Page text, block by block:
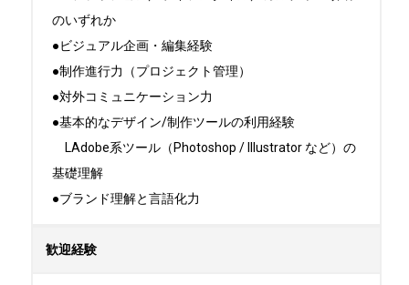
のいずれか
●ビジュアル企画・編集経験
●制作進行力（プロジェクト管理）
●対外コミュニケーション力
●基本的なデザイン/制作ツールの利用経験
LAdobe系ツール（Photoshop / Illustrator など）の
基礎理解
●ブランド理解と言語化力
歓迎経験